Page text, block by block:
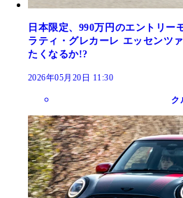
日本限定、990万円のエントリ
ラティ・グレカーレ エッセンツ
たくなるか!?
2026年05月20日 11:30
ク